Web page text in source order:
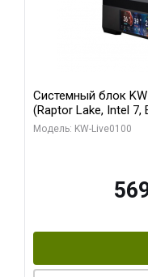
Системный блок
(Raptor Lake, Intel
модуля)/ Afox
Модель: KW-Live0100